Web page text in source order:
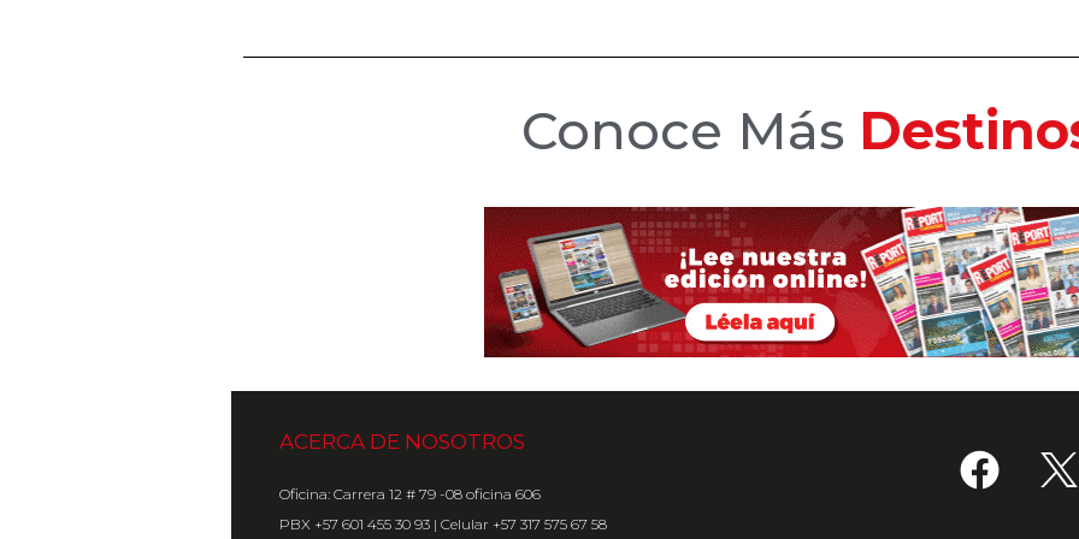
Conoce Más
ACERCA DE NOSOTROS
Oficina: Carrera 12 # 79 -08 oficina 606
PBX +57 601 455 30 93 | Celular +57 317 575 67 58